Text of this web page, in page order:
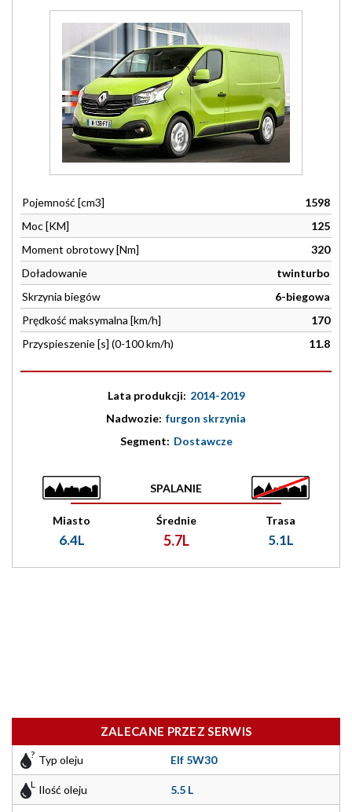
Pojemność [cm3]
1598
Moc [KM]
125
Moment obrotowy [Nm]
320
Doładowanie
twinturbo
Skrzynia biegów
6-biegowa
Prędkość maksymalna [km/h]
170
Przyspieszenie [s] (0-100 km/h)
11.8
Lata produkcji: 2014-2019
Nadwozie: furgon skrzynia
Segment: Dostawcze
SPALANIE
Miasto
6.4L
Średnie
5.7L
Trasa
5.1L
ZALECANE PRZEZ SERWIS
Typ oleju Elf 5W30
Ilość oleju 5.5 L